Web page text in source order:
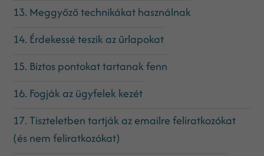
13. Meggyőző technikákat használnak
14. Érdekessé teszik az űrlapokat
15. Biztos pontokat tartanak fenn
16. Fogják az ügyfelek kezét
17. Tiszteletben tartják az emailre feliratkozókat
(és nem feliratkozókat)